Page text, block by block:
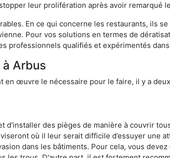
leur prolifération après avoir remarqué
En ce qui concerne les restaurants, ils
Pour vos solutions en termes de
professionnels qualifiés et expérimentés
Arbus
œuvre le nécessaire pour le faire, il y a
d'installer des pièges de manière à couvrir
où il leur serait difficile d’essuyer une
dans les bâtiments. Pour cela, vous